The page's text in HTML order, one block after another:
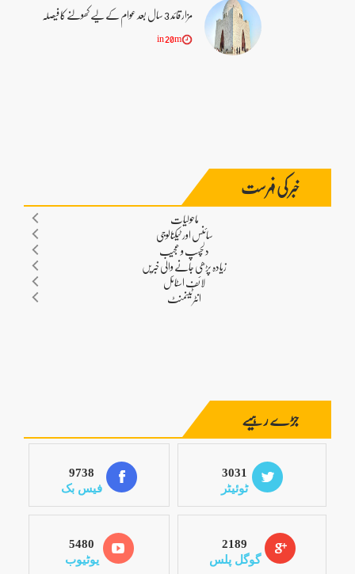
مزار قائد 3 سال بعد عوام کے لیے کھولنے کا فیصلہ
in 20m
خبر کی فہرست
جڑے رہیے
3031
ٹوئیٹر
9738
فیس بک
2189
گوگل پلس
5480
یوٹیوب